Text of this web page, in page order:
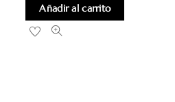
Añadir al carrito